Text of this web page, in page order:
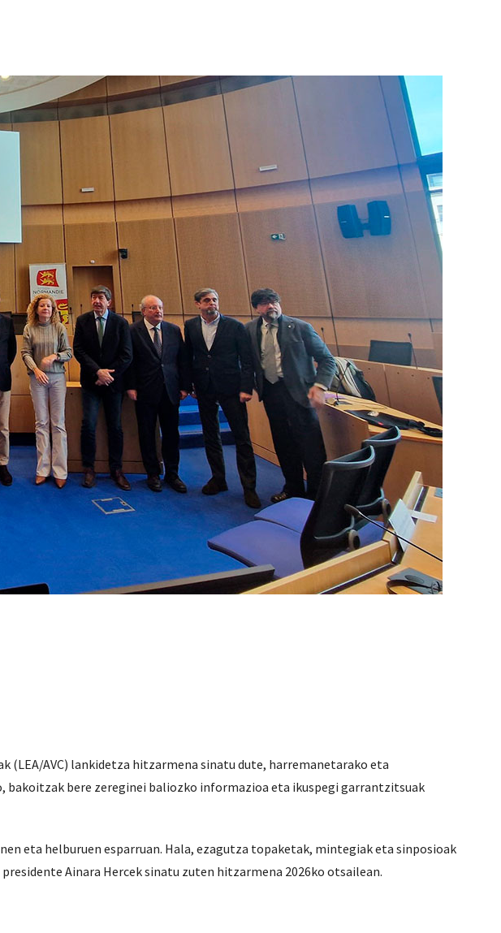
(LEA/AVC) lankidetza hitzarmena sinatu dute, harremanetarako eta
bere zereginei baliozko informazioa eta ikuspegi garrantzitsuak
eta helburuen esparruan. Hala, ezagutza topaketak, mintegiak eta sinposioak
Ainara Hercek sinatu zuten hitzarmena 2026ko otsailean.